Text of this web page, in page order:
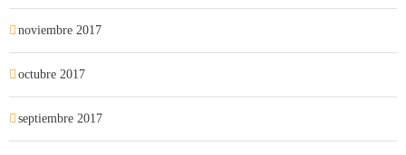
noviembre 2017
octubre 2017
septiembre 2017